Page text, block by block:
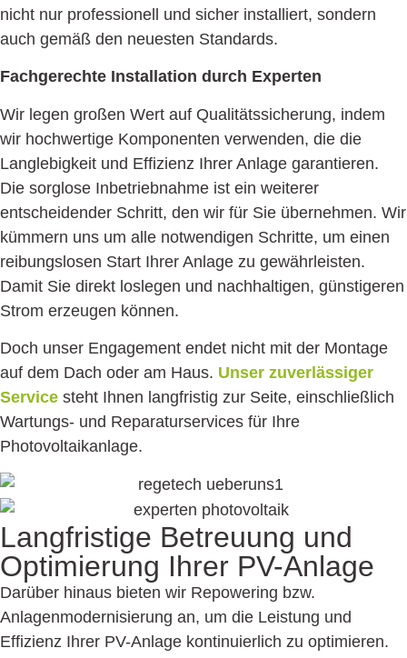
nicht nur professionell und sicher installiert, sondern
auch gemäß den neuesten Standards.
Fachgerechte Installation durch Experten
Wir legen großen Wert auf Qualitätssicherung, indem
wir hochwertige Komponenten verwenden, die die
Langlebigkeit und Effizienz Ihrer Anlage garantieren.
Die sorglose Inbetriebnahme ist ein weiterer
entscheidender Schritt, den wir für Sie übernehmen. Wir
kümmern uns um alle notwendigen Schritte, um einen
reibungslosen Start Ihrer Anlage zu gewährleisten.
Damit Sie direkt loslegen und nachhaltigen, günstigeren
Strom erzeugen können.
Doch unser Engagement endet nicht mit der Montage
auf dem Dach oder am Haus. Unser zuverlässiger
Service steht Ihnen langfristig zur Seite, einschließlich
Wartungs- und Reparaturservices für Ihre
Photovoltaikanlage.
Langfristige Betreuung und
Optimierung Ihrer PV-Anlage
Darüber hinaus bieten wir Repowering bzw.
Anlagenmodernisierung an, um die Leistung und
Effizienz Ihrer PV-Anlage kontinuierlich zu optimieren.